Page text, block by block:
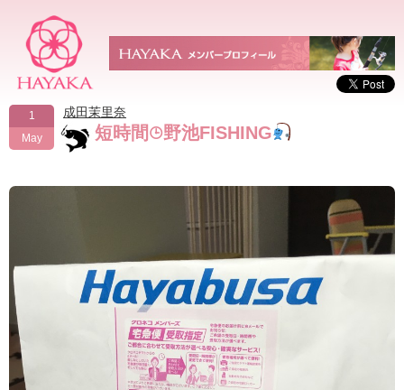
1
May
成田茉里奈
短時間⌚︎野池FISHING